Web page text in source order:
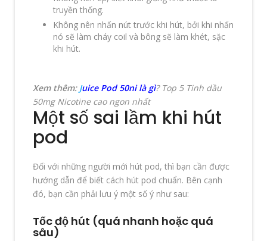
truyền thống.
Không nên nhấn nút trước khi hút, bởi khi nhấn
nó sẽ làm cháy coil và bông sẽ làm khét, sặc
khi hút.
Xem thêm: Juice Pod 50ni là gì? Top 5 Tinh dầu
50mg Nicotine cao ngon nhất
Một số sai lầm khi hút
pod
Đối với những người mới hút pod, thì bạn cần được
hướng dẫn để biết cách hút pod chuẩn. Bên cạnh
đó, bạn cần phải lưu ý một số ý như sau:
Tốc độ hút (quá nhanh hoặc quá
sâu)